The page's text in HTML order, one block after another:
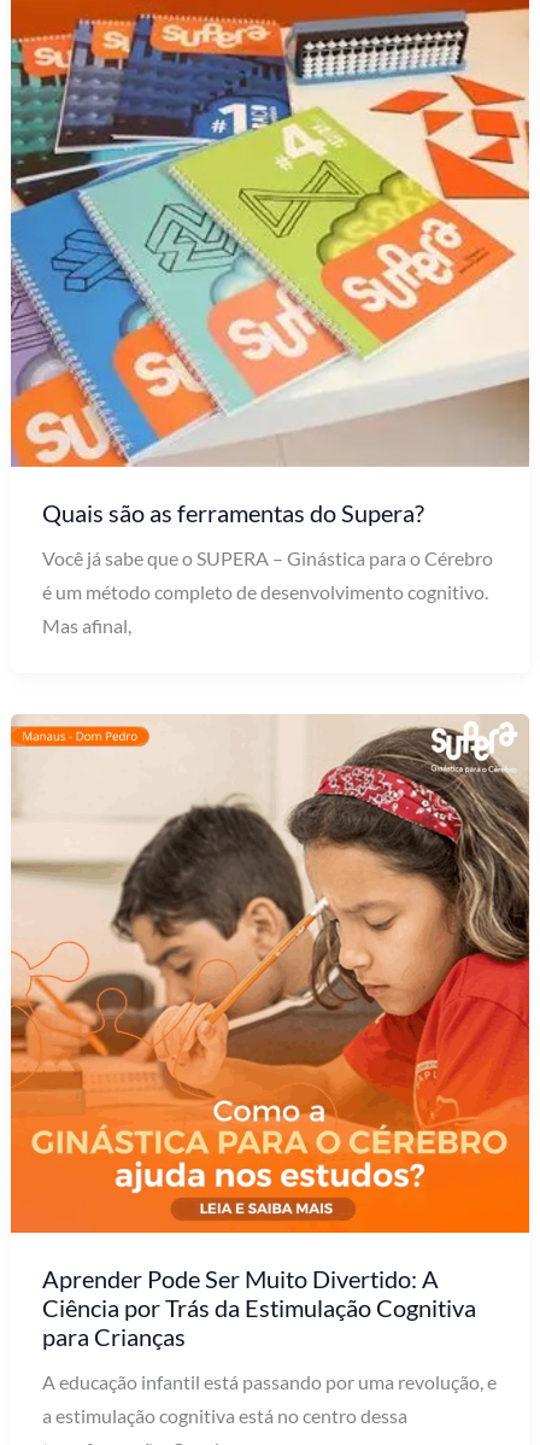
Quais são as ferramentas do Supera?
Você já sabe que o SUPERA – Ginástica para o Cérebro
é um método completo de desenvolvimento cognitivo.
Mas afinal,
Aprender Pode Ser Muito Divertido: A
Ciência por Trás da Estimulação Cognitiva
para Crianças
A educação infantil está passando por uma revolução, e
a estimulação cognitiva está no centro dessa